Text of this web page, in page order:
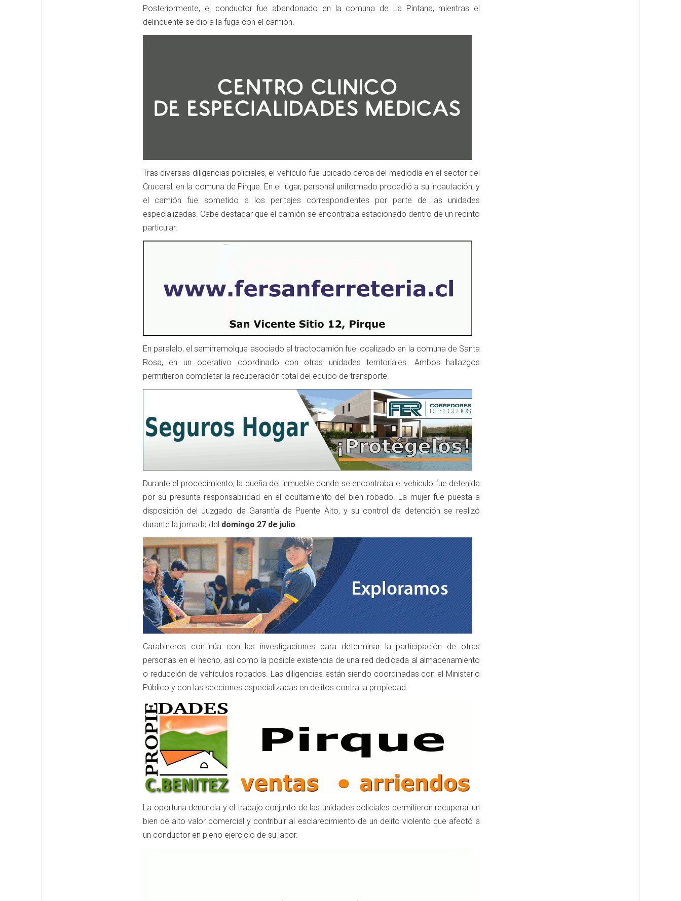
Posteriormente, el conductor fue abandonado en la comuna de La Pintana, mientras el
delincuente se dio a la fuga con el camión.
Tras diversas diligencias policiales, el vehículo fue ubicado cerca del mediodía en el sector del
Cruceral, en la comuna de Pirque. En el lugar, personal uniformado procedió a su incautación, y
el camión fue sometido a los peritajes correspondientes por parte de las unidades
especializadas. Cabe destacar que el camión se encontraba estacionado dentro de un recinto
particular.
En paralelo, el semirremolque asociado al tractocamión fue localizado en la comuna de Santa
Rosa, en un operativo coordinado con otras unidades territoriales. Ambos hallazgos
permitieron completar la recuperación total del equipo de transporte.
Durante el procedimiento, la dueña del inmueble donde se encontraba el vehículo fue detenida
por su presunta responsabilidad en el ocultamiento del bien robado. La mujer fue puesta a
disposición del Juzgado de Garantía de Puente Alto, y su control de detención se realizó
durante la jornada del domingo 27 de julio.
Carabineros continúa con las investigaciones para determinar la participación de otras
personas en el hecho, así como la posible existencia de una red dedicada al almacenamiento
o reducción de vehículos robados. Las diligencias están siendo coordinadas con el Ministerio
Público y con las secciones especializadas en delitos contra la propiedad.
La oportuna denuncia y el trabajo conjunto de las unidades policiales permitieron recuperar un
bien de alto valor comercial y contribuir al esclarecimiento de un delito violento que afectó a
un conductor en pleno ejercicio de su labor.